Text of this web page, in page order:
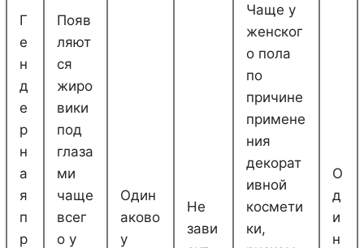
Г
е
н
д
е
р
н
а
я
п
р
Появ
ляют
ся
жиро
вики
под
глаза
ми
чаще
всег
о у
Один
аково
у
Не
зави
Чаще у
женског
о пола
по
причине
примене
ния
декорат
ивной
космети
ки,
О
д
и
н